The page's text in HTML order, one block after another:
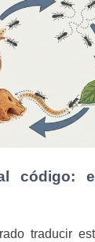
código:
traducir